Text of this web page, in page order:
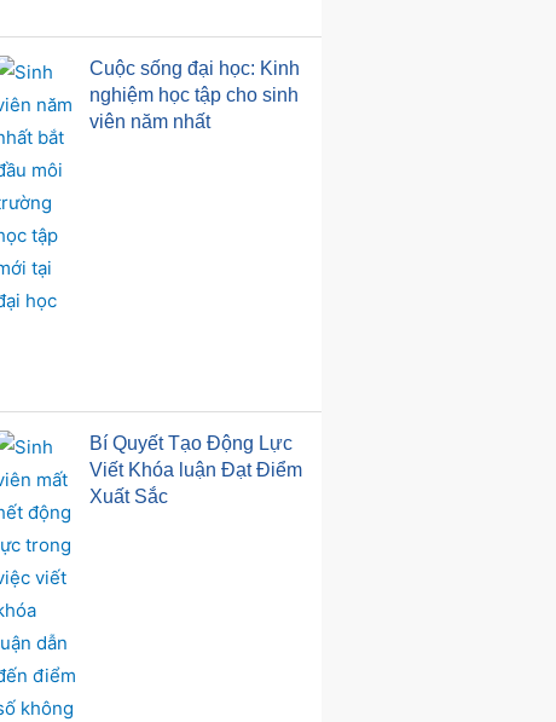
Cuộc sống đại học: Kinh
nghiệm học tập cho sinh
viên năm nhất
Bí Quyết Tạo Động Lực
Viết Khóa luận Đạt Điểm
Xuất Sắc